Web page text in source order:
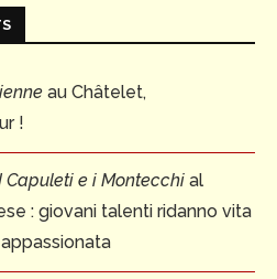
au Châtelet,
!
Capuleti e i Montecchi al
: giovani talenti ridanno vita